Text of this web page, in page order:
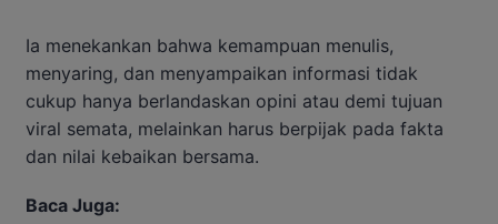
Ia menekankan bahwa kemampuan menulis,
menyaring, dan menyampaikan informasi tidak
cukup hanya berlandaskan opini atau demi tujuan
viral semata, melainkan harus berpijak pada fakta
dan nilai kebaikan bersama.
Baca Juga: